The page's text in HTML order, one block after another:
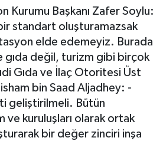
Kurumu Başkanı Zafer Soylu:
standart oluşturamazsak
elde edemeyiz. Burada
gıda değil, turizm gibi birçok
Gıda ve İlaç Otoritesi Üst
bin Saad Aljadhey: -
geliştirilmeli. Bütün
ve kuruluşları olarak ortak
bir değer zinciri inşa